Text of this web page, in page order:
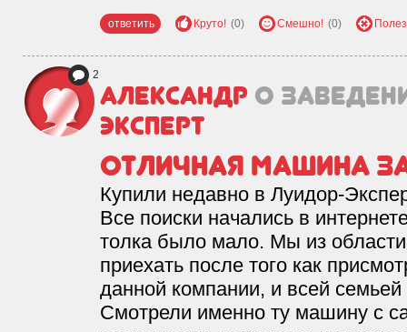
ответить Круто! (0) Смешно! (0)
2
Александр о
Эксперт
Отличная машина
Купили недавно в Луидор-
Все поиски начались в
толка было мало. Мы из
приехать после того как
данной компании, и всей
Смотрели именно ту машину с